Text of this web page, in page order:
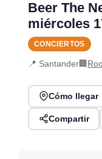
Beer The
miércoles
CONCIERTOS
📍 Santander🏢
Cómo llegar
Compartir